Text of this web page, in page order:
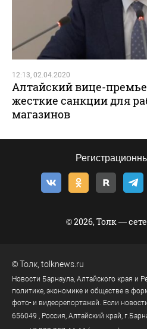
12:13, 02.04.2020
Алтайский вице-
жесткие санкции для
магазинов
© 2026, Толк —
©Толк tolknews.ru
Новости Барнаула, Алтайского края и
политике, экономике и обществе в
фото- и видеорепортажей. Если
656049
, Россия, Алтайский край, г.